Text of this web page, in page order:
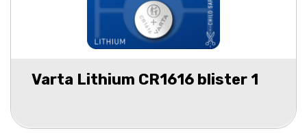
Varta Lithium CR1616 blister 1